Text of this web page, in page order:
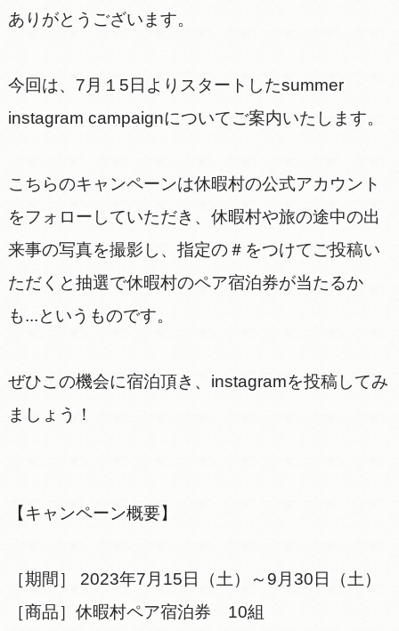
ありがとうございます。
今回は、7月１5日よりスタートしたsummer
instagram campaignについてご案内いたします。
こちらのキャンペーンは休暇村の公式アカウント
をフォローしていただき、休暇村や旅の途中の出
来事の写真を撮影し、指定の＃をつけてご投稿い
ただくと抽選で休暇村のペア宿泊券が当たるか
も...というものです。
ぜひこの機会に宿泊頂き、instagramを投稿してみ
ましょう！
【キャンペーン概要】
［期間］ 2023年7月15日（土）～9月30日（土）
［商品］休暇村ペア宿泊券 10組